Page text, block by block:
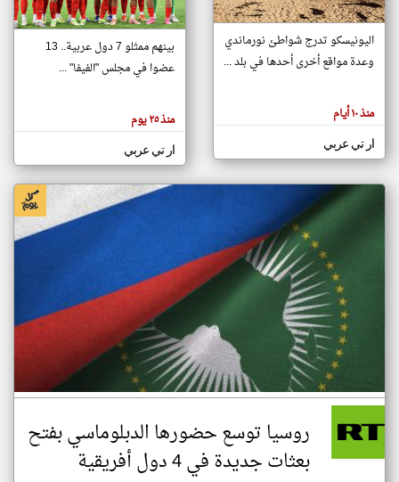
تغيير الدولة
اخبار جزر القمر على مدار الساعة
أهم اخبار جزر القمر العاجلة والمباشرة
هنا عن
وجهة
كاتبيها.
اليونيسكو تدرج شواطئ نورماندي
وعدة مواقع أخرى أحدها في بلد ...
منذ ١٠ أيام
ار تي عربي
بينهم ممثلو 7 دول عربية.. 13
عضوا في مجلس "الفيفا" ...
منذ ٢٥ يوم
ار تي عربي
روسيا توسع حضورها الدبلوماسي بفتح
بعثات جديدة في 4 دول أفريقية
klyoum.com